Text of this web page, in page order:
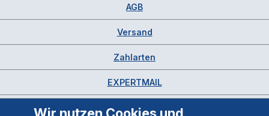
AGB
Versand
Zahlarten
EXPERTMAIL